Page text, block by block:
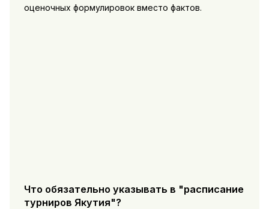
оценочных формулировок вместо фактов.
Что обязательно указывать в "расписание
турниров Якутия"?